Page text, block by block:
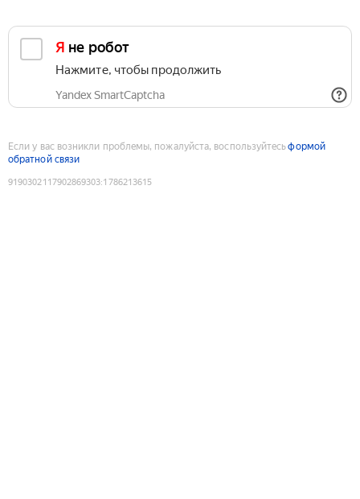
Я не робот
Нажмите, чтобы продолжить
Yandex SmartCaptcha
Если у вас возникли проблемы, пожалуйста, воспользуйтесьформой
обратной связи
9190302117902869303:1786213615